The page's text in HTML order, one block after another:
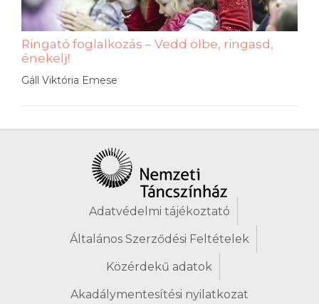
Ringató foglalkozás – Vedd ölbe, ringasd,
énekelj!
Gáll Viktória Emese
Adatvédelmi tájékoztató
Általános Szerződési Feltételek
Közérdekű adatok
Akadálymentesítési nyilatkozat